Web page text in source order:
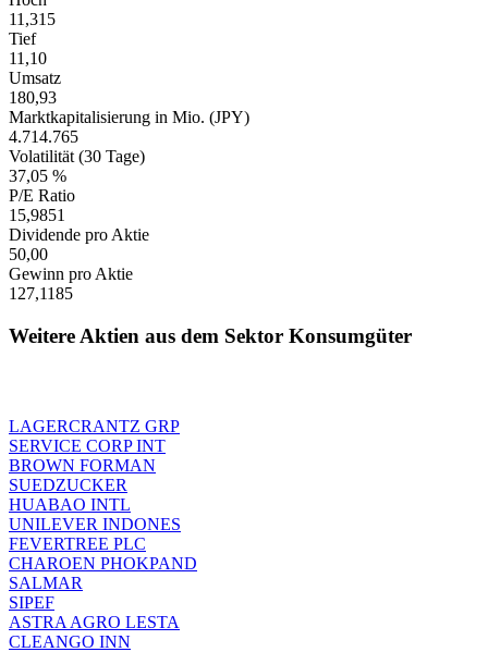
11,315
Tief
11,10
Umsatz
180,93
Marktkapitalisierung in Mio. (JPY)
4.714.765
Volatilität (30 Tage)
37,05 %
P/E Ratio
15,9851
Dividende pro Aktie
50,00
Gewinn pro Aktie
127,1185
Weitere Aktien aus dem Sektor Konsumgüter
LAGERCRANTZ GRP
SERVICE CORP INT
BROWN FORMAN
SUEDZUCKER
HUABAO INTL
UNILEVER INDONES
FEVERTREE PLC
CHAROEN PHOKPAND
SALMAR
SIPEF
ASTRA AGRO LESTA
CLEANGO INN